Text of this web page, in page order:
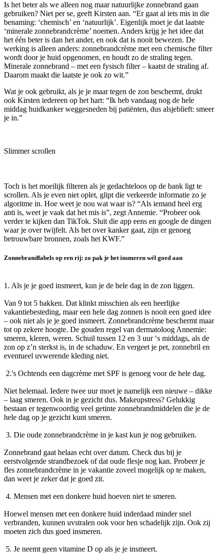
Is het beter als we alleen nog maar natuurlijke zonnebrand gaan
gebruiken? Niet per se, geeft Kirsten aan. “Er gaat al iets mis in die
benaming: ‘chemisch’ en ‘natuurlijk’. Eigenlijk moet je dat laatste
‘minerale zonnebrandcrème’ noemen. Anders krijg je het idee dat
het één beter is dan het ander, en ook dat is nooit bewezen. De
werking is alleen anders: zonnebrandcrème met een chemische filter
wordt door je huid opgenomen, en houdt zo de straling tegen.
Minerale zonnebrand – met een fysisch filter – kaatst de straling af.
Daarom maakt die laatste je ook zo wit.”
Wat je ook gebruikt, als je je maar tegen de zon beschermt, drukt
ook Kirsten iedereen op het hart: “Ik heb vandaag nog de hele
middag huidkanker weggesneden bij patiënten, dus alsjeblieft: smeer
je in.”
Slimmer scrollen
Toch is het moeilijk filteren als je gedachteloos op de bank ligt te
scrollen. Als je even niet oplet, glipt die verkeerde informatie zo je
algoritme in. Hoe weet je nou wat waar is? “Als iemand heel erg
anti is, weet je vaak dat het mis is”, zegt Annemie. “Probeer ook
verder te kijken dan TikTok. Sluit die app eens en google de dingen
waar je over twijfelt. Als het over kanker gaat, zijn er genoeg
betrouwbare bronnen, zoals het KWF.”
Zonnebrandfabels op een rij: zo pak je het insmeren wél goed aan
1. Als je je goed insmeert, kun je de hele dag in de zon liggen.
Van 9 tot 5 bakken. Dat klinkt misschien als een heerlijke
vakantiebesteding, maar een hele dag zonnen is nooit een goed idee
– ook niet als je je goed insmeert. Zonnebrandcrème beschermt maar
tot op zekere hoogte. De gouden regel van dermatoloog Annemie:
smeren, kleren, weren. Schuil tussen 12 en 3 uur ‘s middags, als de
zon op z’n sterkst is, in de schaduw. En vergeet je pet, zonnebril en
eventueel uvwerende kleding niet.
2.'s Ochtends een dagcrème met SPF is genoeg voor de hele dag.
Niet helemaal. Iedere twee uur moet je namelijk een nieuwe – dikke
– laag smeren. Ook in je gezicht dus. Makeupstress? Gelukkig
bestaan er tegenwoordig veel getinte zonnebrandmiddelen die je de
hele dag op je gezicht kunt smeren.
3. Die oude zonnebrandcrème in je kast kun je nog gebruiken.
Zonnebrand gaat helaas echt over datum. Check dus bij je
eerstvolgende strandbezoek of dat oude flesje nog kan. Probeer je
fles zonnebrandcrème in je vakantie zoveel mogelijk op te maken,
dan weet je zeker dat je goed zit.
4. Mensen met een donkere huid hoeven niet te smeren.
Hoewel mensen met een donkere huid inderdaad minder snel
verbranden, kunnen uvstralen ook voor hen schadelijk zijn. Ook zij
moeten zich dus goed insmeren.
5. Je neemt geen vitamine D op als je je insmeert.